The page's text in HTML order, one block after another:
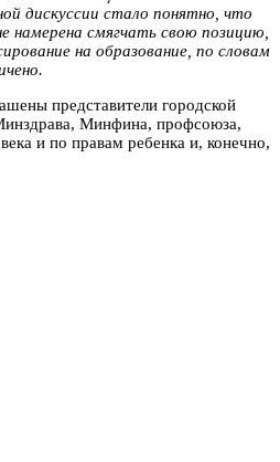
дискуссии стало понятно, что
намерена смягчать свою позицию,
на образование, по словам
представители городской
Минфина, профсоюза,
и по правам ребенка и, конечно,